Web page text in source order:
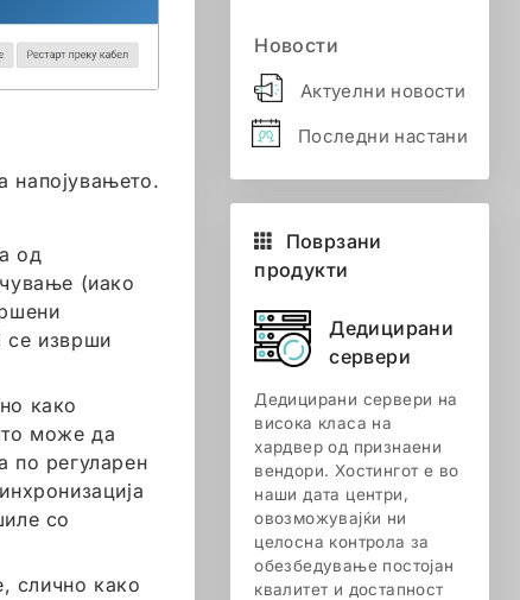
напојувањето.
од
(иако
се изврши
како
може да
по регуларен
со
слично како
Новости
Актуелни новости
Последни настани
Поврзани
продукти
Дедицирани
сервери
Дедицирани сервери на
висока класа на
хардвер од признаени
вендори. Хостингот е во
наши дата центри,
овозможувајќи ни
целосна контрола за
обезбедување постојан
квалитет и достапност